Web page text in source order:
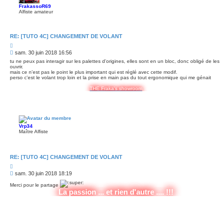
FrakassoR69
Alfiste amateur
RE: [TUTO 4C] CHANGEMENT DE VOLANT
i
t
e
r
M
s
s
a
sam. 30 juin 2018 16:56
tu ne peux pas interagir sur les palettes d'origines, elles sont en un bloc, donc obligé de les
ouvrir.
mais ce n'est pas le point le plus important qui est réglé avec cette modif.
perso c'est le volant trop loin et la prise en main pas du tout ergonomique qui me génait
THE Fraka's showroom
Vrp34
Maître Alfiste
RE: [TUTO 4C] CHANGEMENT DE VOLANT
i
t
r
M
s
sam. 30 juin 2018 18:19
Merci pour le partage
La passion ... et rien d'autre .... !!!